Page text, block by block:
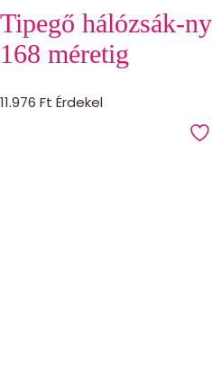
Tipegő hálózsák-
168 méretig
11.976 Ft Érdekel